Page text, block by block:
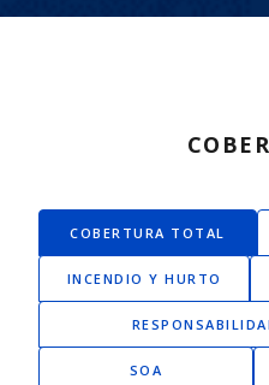
COBERTURA TOTAL
INCENDIO Y HURTO
SOA